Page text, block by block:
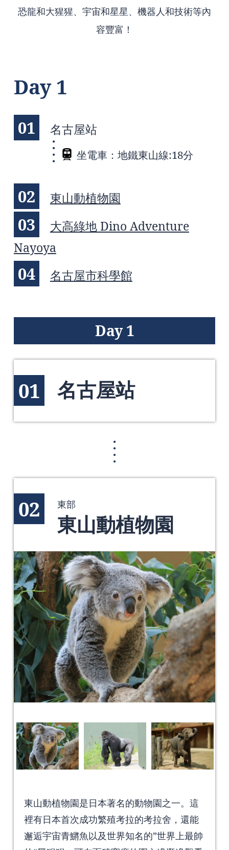
恐龍和大猩猩、宇宙和星星、機器人和技術等內
容豐富！
Day 1
01 名古屋站
坐電車：地鐵東山線:18分
02 東山動植物園
03
大高綠地 Dino Adventure
Nayoya
04 名古屋市科學館
Day 1
01 名古屋站
02 東部
東山動植物園
東山動植物園是日本著名的動物園之一。這
裡有日本首次成功繁殖考拉的考拉舍，還能
邂逅宇宙青鱂魚以及世界知名的”世界上最帥